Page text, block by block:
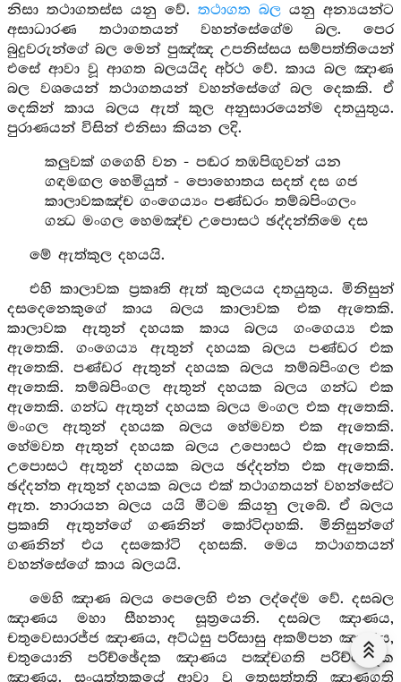
නිසා තථාගතස්ස යනු වේ. තථාගත බල යනු අන්‍යයන්ට
අසාධාරණ තථාගතයන් වහන්සේගේම බල. පෙර
බුදුවරුන්ගේ බල මෙන් පුඤ්ඤ උපනිස්සය සම්පත්තියෙන්
එසේ ආවා වූ ආගත බලයයිද අර්ථ වේ. කාය බල ඤාණ
බල වශයෙන් තථාගතයන් වහන්සේගේ බල දෙකකි. ඒ
දෙකින් කාය බලය ඇත් කුල අනුසාරයෙන්ම දතයුතුය.
පුරාණයන් විසින් එනිසා කියන ලදි.
කලුවක් ගගෙහි වන - පඬර තඹපිඟුවන් යන
ගඳමඟල හෙමියුත් - පොහොතය සදත් දස ගජ
කාලාවකඤ්ච ගංගෙය්‍යං පණ්ඩරං තම්බපිංගලං
ගන්‍ධ මංගල හෙමඤ්ච උපොසථ ඡද්දන්තිමෙ දස
මේ ඇත්කුල දහයයි.
එහි කාලාවක ප්‍රකෘති ඇත් කුලයය දතයුතුය. මිනිසුන්
දසදෙනෙකුගේ කාය බලය කාලාවක එක ඇතෙකි.
කාලාවක ඇතුන් දහයක කාය බලය ගංගෙය්‍ය එක
ඇතෙකි. ගංගෙය්‍ය ඇතුන් දහයක බලය පණ්ඩර එක
ඇතෙකි. පණ්ඩර ඇතුන් දහයක බලය තම්බපිංගල එක
ඇතෙකි. තම්බපිංගල ඇතුන් දහයක බලය ගන්ධ එක
ඇතෙකි. ගන්ධ ඇතුන් දහයක බලය මංගල එක ඇතෙකි.
මංගල ඇතුන් දහයක බලය හේමවත එක ඇතෙකි.
හේමවත ඇතුන් දහයක බලය උපොසථ එක ඇතෙකි.
උපොසථ ඇතුන් දහයක බලය ඡද්දන්ත එක ඇතෙකි.
ඡද්දන්ත ඇතුන් දහයක බලය එක් තථාගතයන් වහන්සේට
ඇත. නාරායන බලය යයි මීටම කියනු ලැබේ. ඒ බලය
ප්‍රකෘති ඇතුන්ගේ ගණනින් කෝටිදාහකි. මිනිසුන්ගේ
ගණනින් එය දසකෝටි දහසකි. මෙය තථාගතයන්
වහන්සේගේ කාය බලයයි.
මෙහි ඤාණ බලය පෙලෙහි එන ලද්දේම වේ. දසබල
ඤාණය මහා සීහනාද සූත්‍රයෙනි. දසබල ඤාණය,
චතුවෙසාරජ්ජ ඤාණය, අට්ඨසු පරිසාසු අකම්පන ඤාණය,
චතුයොනි පරිච්ඡේදක ඤාණය පඤ්චගති පරිච්ඡේදක
ඤාණය. සංයුත්තකයේ ආවා වූ තෙසත්තති ඤාණගති